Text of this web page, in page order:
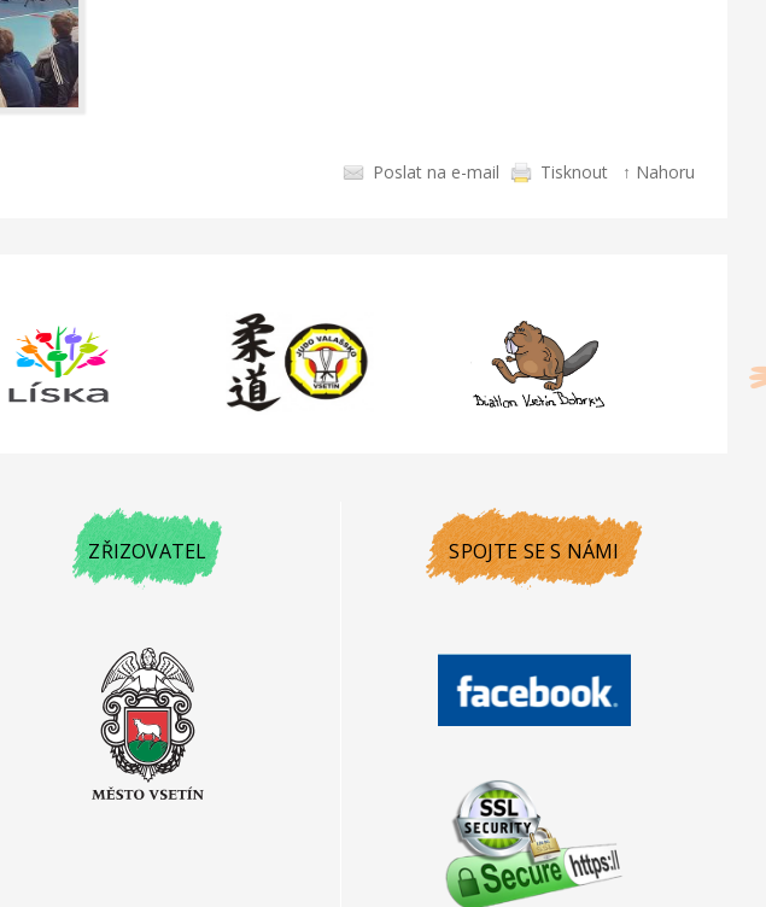
Poslat na e-mail Tisknout ↑ Nahoru
ZŘIZOVATEL SPOJTE SE S NÁMI